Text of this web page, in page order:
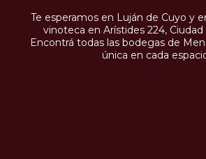
Te esperamos en Luján de Cuyo y
vinoteca en Arístides 224,
Encontrá todas las bodegas de
única en cada